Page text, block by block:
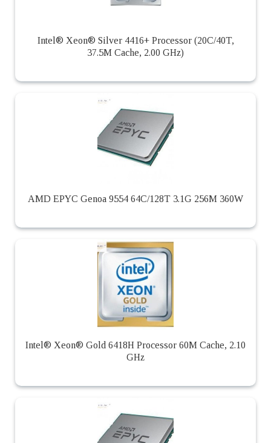
Intel® Xeon® Silver 4416+ Processor (20C/40T,
37.5M Cache, 2.00 GHz)
AMD EPYC Genoa 9554 64C/128T 3.1G 256M 360W
Intel® Xeon® Gold 6418H Processor 60M Cache, 2.10
GHz